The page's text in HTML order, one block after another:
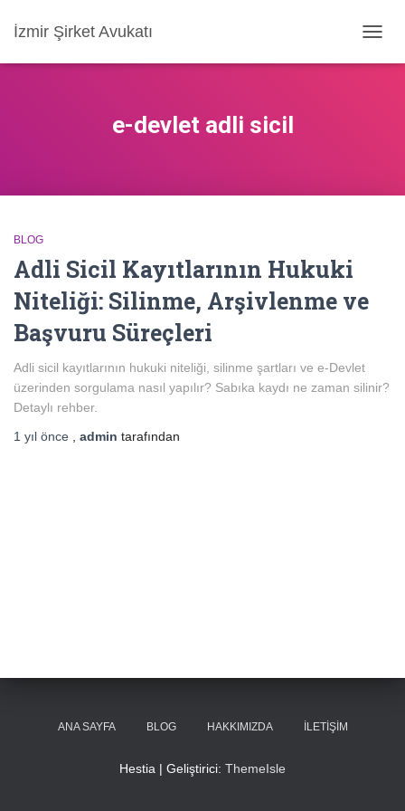
İzmir Şirket Avukatı
AÇ/
e-devlet adli sicil
BLOG
Adli Sicil Kayıtlarının Hukuki
Niteliği: Silinme, Arşivlenme ve
Başvuru Süreçleri
Adli sicil kayıtlarının hukuki niteliği, silinme şartları ve e-Devlet
üzerinden sorgulama nasıl yapılır? Sabıka kaydı ne zaman silinir?
Detaylı rehber.
1 yıl önce admin tarafından
ANA SAYFA BLOG HAKKIMIZDA İLETIŞIM
Hestia | Geliştirici: ThemeIsle